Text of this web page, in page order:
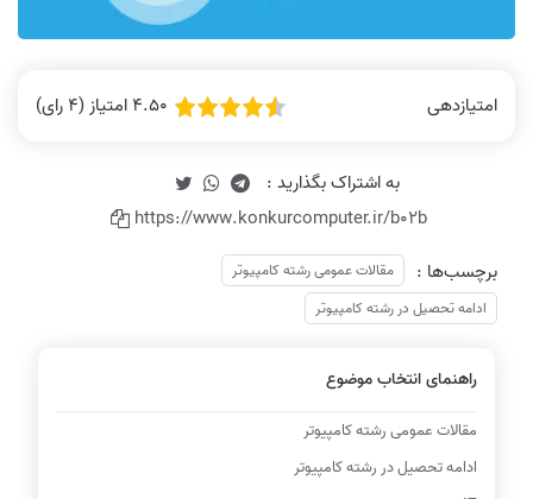
امتیازدهی 4.50 امتیاز (4 رای)
https://www.konkurcomputer.ir/b02b
برچسب‌ها :
مقالات عمومی رشته کامپیوتر
ادامه تحصیل در رشته کامپیوتر
راهنمای انتخاب موضوع
مقالات عمومی رشته کامپیوتر
ادامه تحصیل در رشته کامپیوتر